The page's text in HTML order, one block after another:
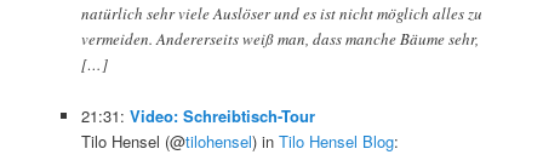
natürlich sehr viele Auslöser und es ist nicht möglich alles zu
vermeiden. Andererseits weiß man, dass manche Bäume sehr,
[…]
21:31: Video: Schreibtisch-Tour
Tilo Hensel (@tilohensel) in Tilo Hensel Blog: